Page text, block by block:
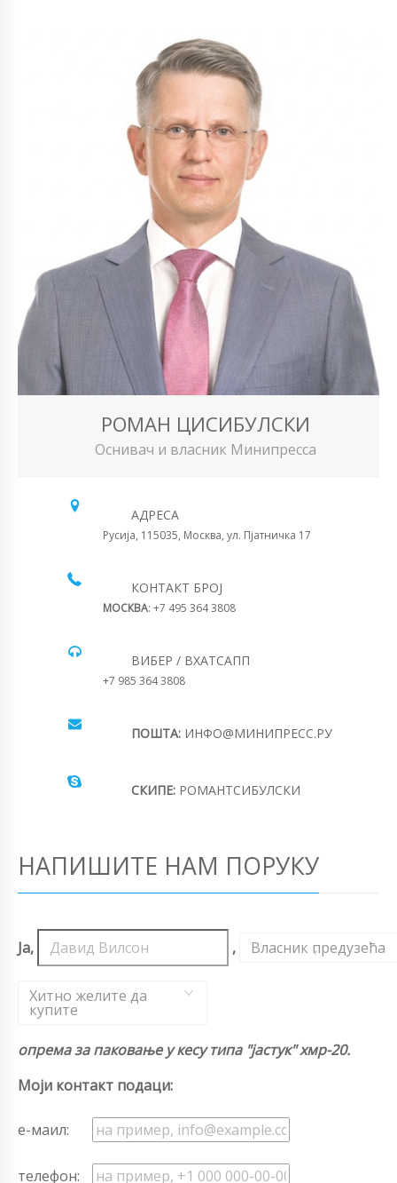
РОМАН ЦИСИБУЛСКИ
Оснивач и власник Минипресса
АДРЕСА
Русија, 115035, Москва, ул. Пјатничка 17
КОНТАКТ БРОЈ
МОСКВА: +7 495 364 3808
ВИБЕР / ВХАТСАПП
+7 985 364 3808
ПОШТА: ИНФО@МИНИПРЕСС.РУ
СКИПЕ: РОМАНТСИБУЛСКИ
НАПИШИТЕ НАМ ПОРУКУ
Ја, , Власник предузећа
,
Хитно желите да
купите
опрема за паковање у кесу типа "јастук" хмр-20.
Моји контакт подаци:
е-маил:
телефон: